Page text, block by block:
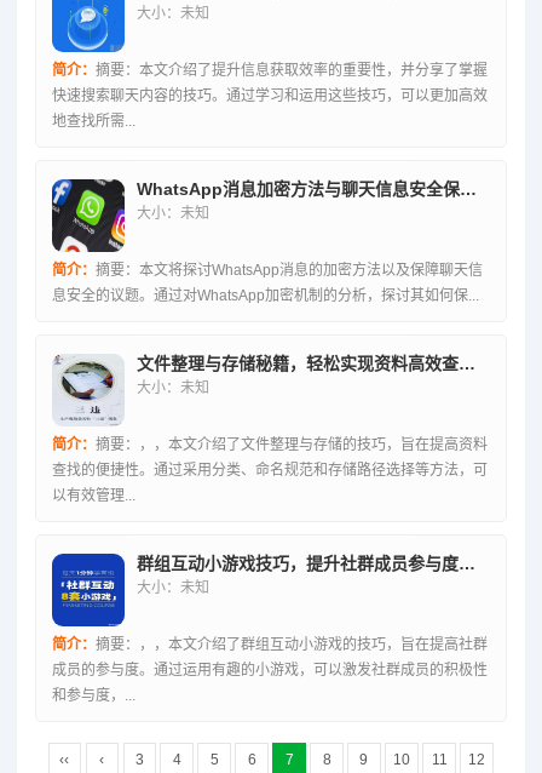
大小：未知
简介： 摘要：本文介绍了提升信息获取效率的重要性，并分享了掌握
快速搜索聊天内容的技巧。通过学习和运用这些技巧，可以更加高效
地查找所需...
WhatsApp消息加密方法与聊天信息安全保障探讨
大小：未知
简介： 摘要：本文将探讨WhatsApp消息的加密方法以及保障聊天信
息安全的议题。通过对WhatsApp加密机制的分析，探讨其如何保...
文件整理与存储秘籍，轻松实现资料高效查找的便捷性
大小：未知
简介： 摘要：，，本文介绍了文件整理与存储的技巧，旨在提高资料
查找的便捷性。通过采用分类、命名规范和存储路径选择等方法，可
以有效管理...
群组互动小游戏技巧，提升社群成员参与度的秘诀
大小：未知
简介： 摘要：，，本文介绍了群组互动小游戏的技巧，旨在提高社群
成员的参与度。通过运用有趣的小游戏，可以激发社群成员的积极性
和参与度，...
‹‹ ‹ 3 4 5 6 7 8 9 10 11 12